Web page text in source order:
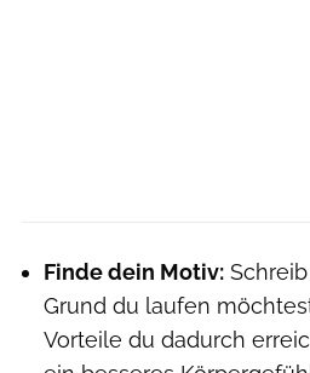
Finde dein Motiv:
Grund du laufen
Vorteile du dadurch